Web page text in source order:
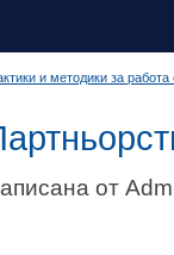
и методики за
от